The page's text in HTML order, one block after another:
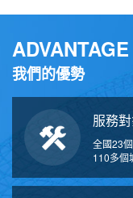
ADVANTAGE
我們的優勢
服務
全國23個
110多個